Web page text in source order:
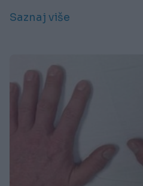
Saznaj više